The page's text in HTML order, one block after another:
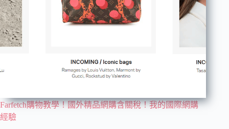
Farfetch購物教學！國外精品網購含關稅！我的國際網購
經驗